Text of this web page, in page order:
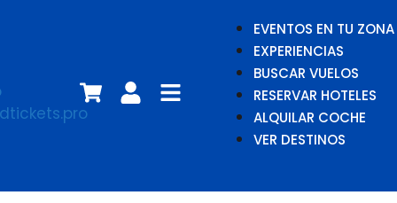
EVENTOS EN TU ZONA
EXPERIENCIAS
BUSCAR VUELOS
RESERVAR HOTELES
ALQUILAR COCHE
VER DESTINOS